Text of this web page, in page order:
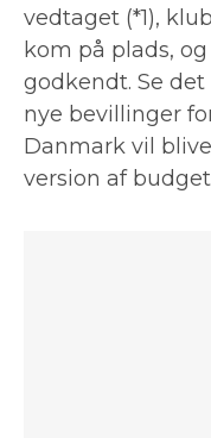
vedtaget (*1),
kom på plads,
godkendt. Se
nye bevillinger
Danmark vil
version af